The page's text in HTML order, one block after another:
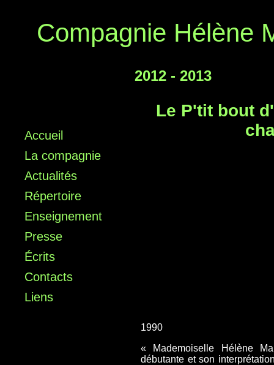
Compagnie Hélène
Accueil
La compagnie
Actualités
Répertoire
Enseignement
Presse
Écrits
Contacts
Liens
2012 - 2013
Le P'tit bout
1990
« Mademoiselle Hélène
débutante et son